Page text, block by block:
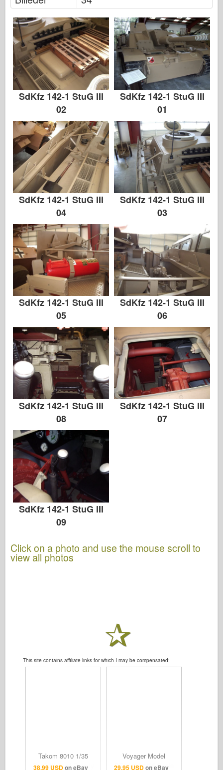
SdKfz 142-1 StuG III
02
SdKfz 142-1 StuG III
01
SdKfz 142-1 StuG III
04
SdKfz 142-1 StuG III
03
SdKfz 142-1 StuG III
05
SdKfz 142-1 StuG III
06
SdKfz 142-1 StuG III
08
SdKfz 142-1 StuG III
07
SdKfz 142-1 StuG III
09
Click on a photo and use the mouse scroll to
view all photos
This site contains affiliate links for which I may be compensated:
38.99 USDon eBay
Takom 8010 1/35
StuG.III Ausf.G early
29.95 USDon eBay
Voyager Model
PE35630 1/35 Scale